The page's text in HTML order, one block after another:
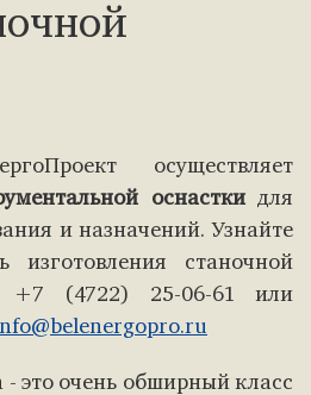
осуществляет
оснасткидля
и назначений. Узнайте
изготовления станочной
+7 (4722) 25-06-61 или
- это очень обширный класс